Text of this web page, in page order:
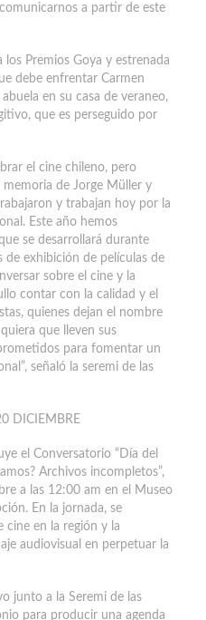
a partir de este
los Premios Goya y estrenada
debe enfrentar Carmen
en su casa de veraneo,
que es perseguido por
el cine chileno, pero
de Jorge Müller y
y trabajan hoy por la
Este año hemos
se desarrollará durante
de exhibición de películas de
sobre el cine y la
contar con la calidad y el
quienes dejan el nombre
que lleven sus
para fomentar un
señaló la seremi de las
DICIEMBRE
el Conversatorio “Día del
Archivos incompletos”,
a las 12:00 am en el Museo
En la jornada, se
cine en la región y la
audiovisual en perpetuar la
junto a la Seremi de las
para producir una agenda